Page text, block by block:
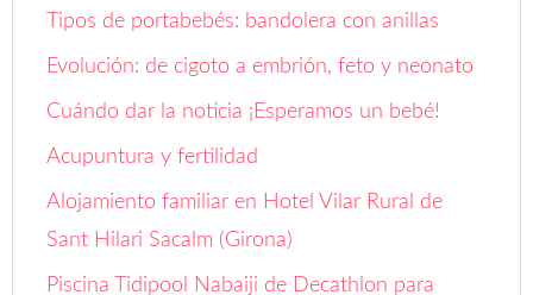
Tipos de portabebés: bandolera con anillas
Evolución: de cigoto a embrión, feto y neonato
Cuándo dar la noticia ¡Esperamos un bebé!
Acupuntura y fertilidad
Alojamiento familiar en Hotel Vilar Rural de
Sant Hilari Sacalm (Girona)
Piscina Tidipool Nabaiji de Decathlon para